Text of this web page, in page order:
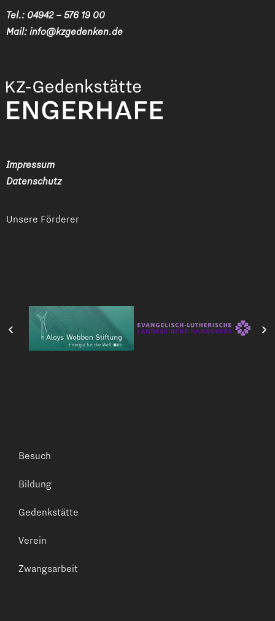
Tel.: 04942 – 576 19 00
Mail: info@kzgedenken.de
Impressum
Datenschutz
Unsere Förderer
Besuch
Bildung
Gedenkstätte
Verein
Zwangsarbeit